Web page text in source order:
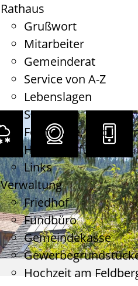
Rathaus
Grußwort
Mitarbeiter
Gemeinderat
Service von A-Z
Lebenslagen
Satzungen
Formulare,
Haushaltsführung
Links
Verwaltung
Friedhof
Fundbüro
Gemeindekasse
Hochzeit am